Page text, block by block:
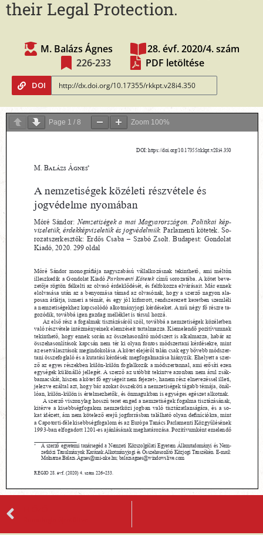
their Legal Protection.
M. Balázs Ágnes
28. évf. 2020/4. szám
226-233
PDF letöltése
DOI
Page 1 / 8 Zoom 100%